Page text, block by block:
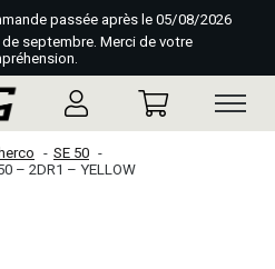
passée après le 05/08/2026
septembre. Merci de votre
SE 50
– 2DR1 – YELLOW